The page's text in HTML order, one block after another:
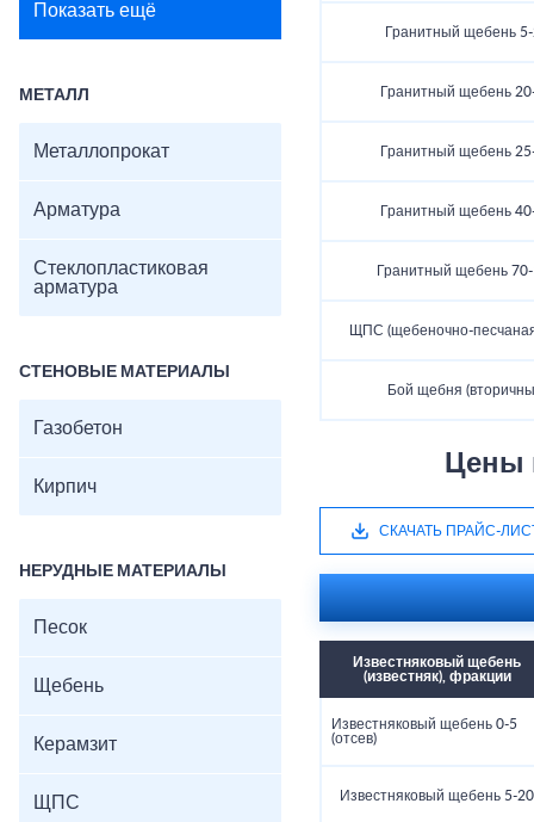
Показать ещё
МЕТАЛЛ
Металлопрокат
Арматура
Стеклопластиковая
арматура
СТЕНОВЫЕ МАТЕРИАЛЫ
Газобетон
Кирпич
НЕРУДНЫЕ МАТЕРИАЛЫ
Песок
Щебень
Керамзит
ЩПС
Гранитный щебень
Гранитный щебень
Гранитный щебень
Гранитный щебень
Гранитный щебень
ЩПС (щебеночно-
Бой щебня
Цены
СКАЧАТЬ ПРАЙС-
Известняковый щебень
(известняк), фракции
Известняковый щебень 0-5
(отсев)
Известняковый щебень 5-20